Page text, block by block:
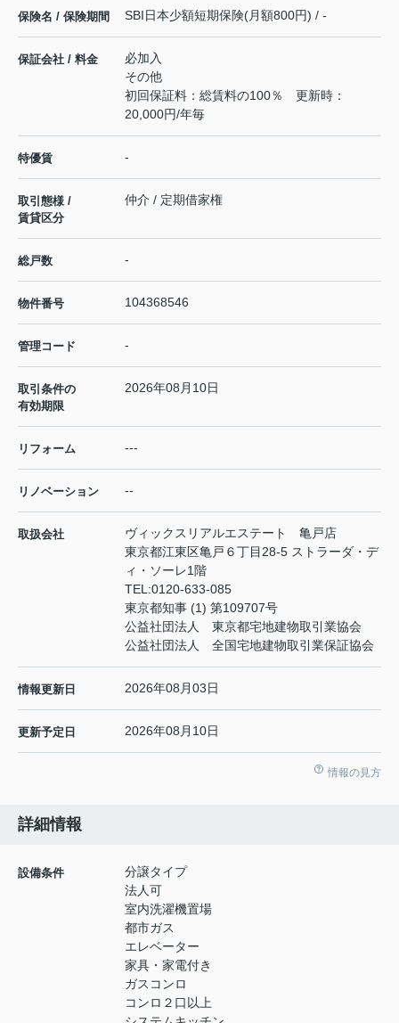
保険名 / 保険期間 SBI日本少額短期保険(月額800円) / -
保証会社 / 料金
必加入
その他
初回保証料：総賃料の100％ 更新時：
20,000円/年毎
特優賃 -
取引態様 /
賃貸区分
仲介 / 定期借家権
総戸数 -
物件番号 104368546
管理コード -
取引条件の
有効期限
2026年08月10日
リフォーム ---
リノベーション --
取扱会社
ヴィックスリアルエステート 亀戸店
東京都江東区亀戸６丁目28-5 ストラーダ・デ
ィ・ソーレ1階
TEL:0120-633-085
東京都知事 (1) 第109707号
公益社団法人 東京都宅地建物取引業協会
公益社団法人 全国宅地建物取引業保証協会
情報更新日 2026年08月03日
更新予定日 2026年08月10日
情報の見方
詳細情報
設備条件
分譲タイプ
法人可
室内洗濯機置場
都市ガス
エレベーター
家具・家電付き
ガスコンロ
コンロ２口以上